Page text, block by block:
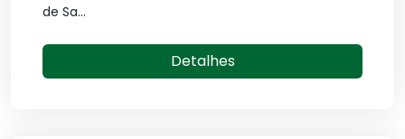
de Sa...
Detalhes